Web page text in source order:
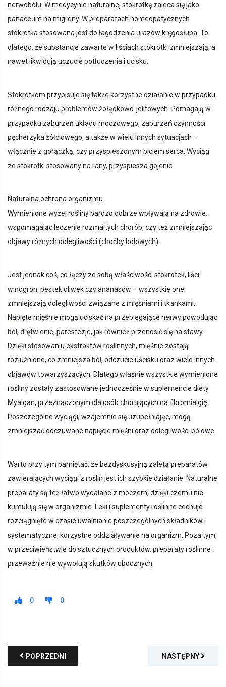
nerwobólu. W medycynie naturalnej stokrotkę zaleca się jako
panaceum na migreny. W preparatach homeopatycznych
stokrotka stosowana jest do łagodzenia urazów kręgosłupa. To
dlatego, że substancje zawarte w liściach stokrotki zmniejszają, a
nawet likwidują uczucie potłuczenia i ucisku.
Stokrotkom przypisuje się także korzystne działanie w przypadku
różnego rodzaju problemów żołądkowo-jelitowych. Pomagają w
przypadku zaburzeń układu moczowego, zaburzeń czynności
pęcherzyka żółciowego, a także w wielu innych sytuacjach –
włącznie z gorączką, czy przyspieszonym biciem serca. Wyciąg
ze stokrotki stosowany na rany, przyspiesza gojenie.
Naturalna ochrona organizmu
Wymienione wyżej rośliny bardzo dobrze wpływają na zdrowie,
wspomagając leczenie rozmaitych chorób, czy też zmniejszając
objawy różnych dolegliwości (choćby bólowych).
Jest jednak coś, co łączy ze sobą właściwości stokrotek, liści
winogron, pestek oliwek czy ananasów – wszystkie one
zmniejszają dolegliwości związane z mięśniami i tkankami.
Napięte mięśnie mogą uciskać na przebiegające nerwy powodując
ból, drętwienie, parestezje, jak również przenosić się na stawy.
Dzięki stosowaniu ekstraktów roślinnych, mięśnie zostają
rozluźnione, co zmniejsza ból, odczucie uścisku oraz wiele innych
objawów towarzyszących. Dlatego właśnie wszystkie wymienione
rośliny zostały zastosowane jednocześnie w suplemencie diety
Myalgan, przeznaczonym dla osób chorujących na fibromialgię.
Poszczególne wyciągi, wzajemnie się uzupełniając, mogą
zmniejszać odczuwane napięcie mięśni oraz dolegliwości bólowe.
Warto przy tym pamiętać, że bezdyskusyjną zaletą preparatów
zawierających wyciągi z roślin jest ich szybkie działanie. Naturalne
preparaty są też łatwo wydalane z moczem, dzięki czemu nie
kumulują się w organizmie. Leki i suplementy roślinne cechuje
rozciągnięte w czasie uwalnianie poszczególnych składników i
systematyczne, korzystne oddziaływanie na organizm. Poza tym,
w przeciwieństwie do sztucznych produktów, preparaty roślinne
przeważnie nie wywołują skutków ubocznych.
0 0
POPRZEDNI NASTĘPNY